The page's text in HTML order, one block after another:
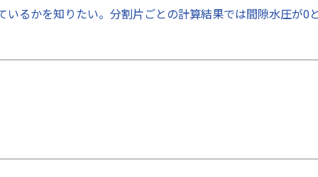
るかを知りたい。分割片ごとの計算結果では間隙水圧が0